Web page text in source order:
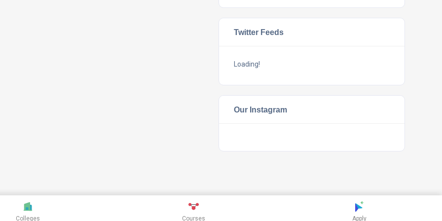
Twitter Feeds
Loading!
Our Instagram
Colleges Courses Apply